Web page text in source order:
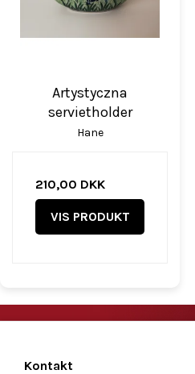
Artystyczna
servietholder
Hane
210,00 DKK
VIS PRODUKT
Kontakt